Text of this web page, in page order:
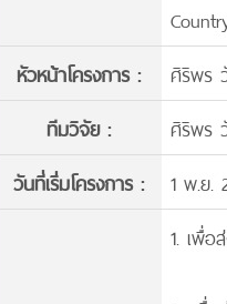
หัวหน้าโครงการ :
ศิริพร
ทีมวิจัย :
ศิริพร
วันที่เริ่มโครงการ :
1 พ.ย.
1. เพื่อ